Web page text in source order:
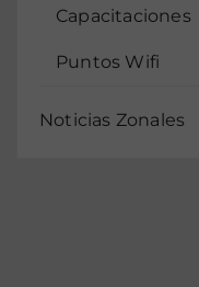
Capacitaciones
Puntos Wifi
Noticias Zonales